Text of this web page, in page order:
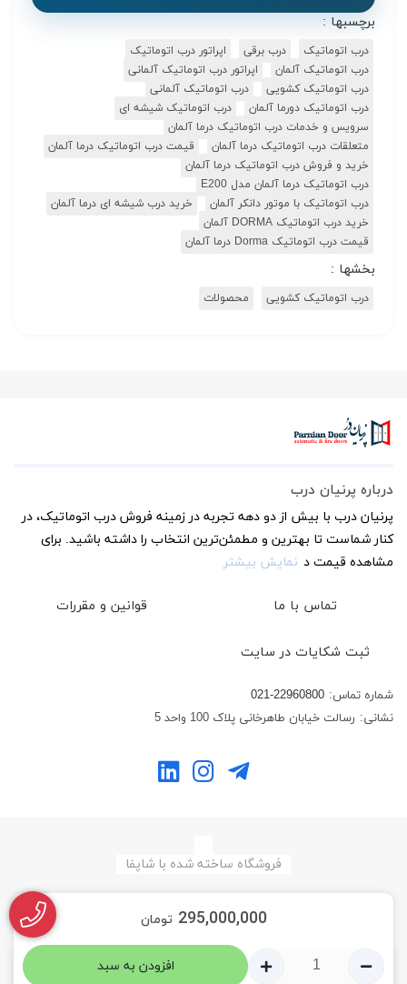
0
295,000,000 تومان
افزودن به سبد
برچسبها :
درب اتوماتیک درب برقی
اپراتور درب اتوماتیک
درب اتوماتیک آلمان
اپراتور درب اتوماتیک آلمانی
درب اتوماتیک کشویی
درب اتوماتیک آلمانی
درب اتوماتیک دورما آلمان
درب اتوماتیک شیشه ای
سرویس و خدمات درب اتوماتیک درما آلمان
متعلقات درب اتوماتیک درما آلمان
قیمت درب اتوماتیک درما آلمان
خرید و فروش درب اتوماتیک درما آلمان
درب اتوماتیک درما آلمان مدل E200
درب اتوماتیک با موتور دانکر آلمان
خرید درب شیشه ای درما آلمان
خرید درب اتوماتیک DORMA آلمان
قیمت درب اتوماتیک Dorma درما آلمان
بخشها :
درب اتوماتیک کشویی محصولات
درباره پرنیان درب
پرنیان درب با بیش از دو دهه تجربه در زمینه فروش درب اتوماتیک، در
کنار شماست تا بهترین و مطمئن‌ترین انتخاب را داشته باشید. برای
مشاهده قیمت د نمایش بیشتر
تماس با ما قوانین و مقررات
ثبت شکایات در سایت
شماره تماس: 021-22960800
نشانی: رسالت خیابان طاهرخانی پلاک 100 واحد 5
فروشگاه ساخته شده با شاپفا